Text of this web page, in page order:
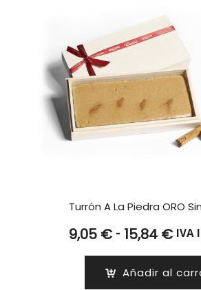
Turrón A La Piedra ORO
9,05 € - 15,84 € IVA
Añadir al